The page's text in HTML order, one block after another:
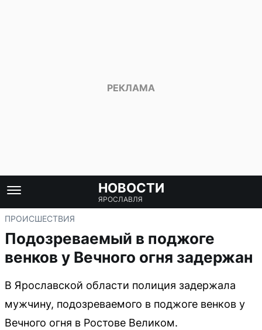
НОВОСТИ
ЯРОСЛАВЛЯ
ПРОИСШЕСТВИЯ
Подозреваемый в поджоге
венков у Вечного огня задержан
В Ярославской области полиция задержала
мужчину, подозреваемого в поджоге венков у
Вечного огня в Ростове Великом.